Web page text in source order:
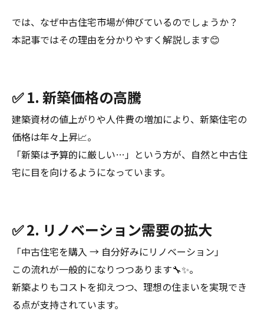
では、なぜ中古住宅市場が伸びているのでしょうか？
本記事ではその理由を分かりやすく解説します😊
✅ 1. 新築価格の高騰
建築資材の値上がりや人件費の増加により、新築住宅の
価格は年々上昇📈。
「新築は予算的に厳しい…」という方が、自然と中古住
宅に目を向けるようになっています。
✅ 2. リノベーション需要の拡大
「中古住宅を購入 → 自分好みにリノベーション」
この流れが一般的になりつつあります🔧✨。
新築よりもコストを抑えつつ、理想の住まいを実現でき
る点が支持されています。